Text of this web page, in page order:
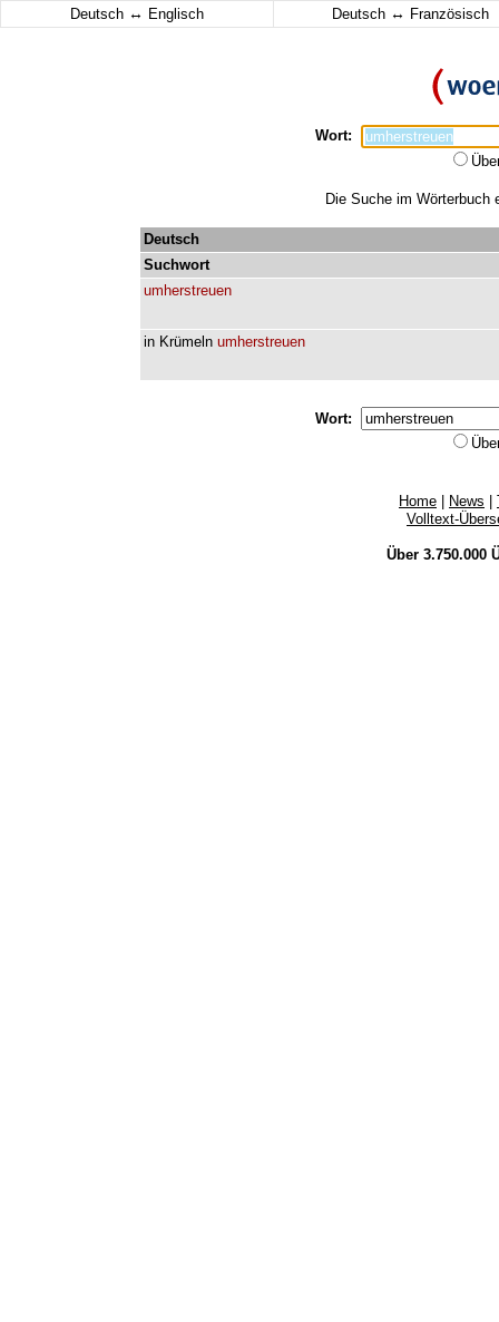
Deutsch ↔ Englisch Deutsch ↔ Französisch
Wort:
Die Suche im Wörterbuch
Deutsch
Suchwort
umherstreuen
in Krümeln umherstreuen
Wort:
Home News
Volltext-
Über 3.750.000